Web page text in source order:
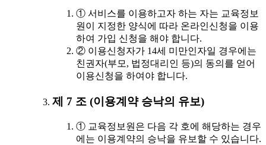
① 서비스를 이용하고자 하는 자는 교육정보
원이 지정한 양식에 따라 온라인신청을 이용
하여 가입 신청을 해야 합니다.
② 이용신청자가 14세 미만인자일 경우에는
친권자(부모, 법정대리인 등)의 동의를 얻어
이용신청을 하여야 합니다.
제 7 조 (이용계약 승낙의 유보)
① 교육정보원은 다음 각 호에 해당하는 경우
에는 이용계약의 승낙을 유보할 수 있습니다.